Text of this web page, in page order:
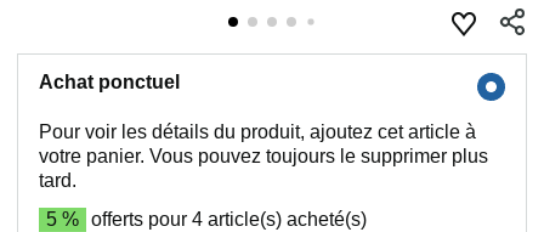
Achat ponctuel
Pour voir les détails du produit, ajoutez cet article à
votre panier. Vous pouvez toujours le supprimer plus
tard.
5 % offerts pour 4 article(s) acheté(s)